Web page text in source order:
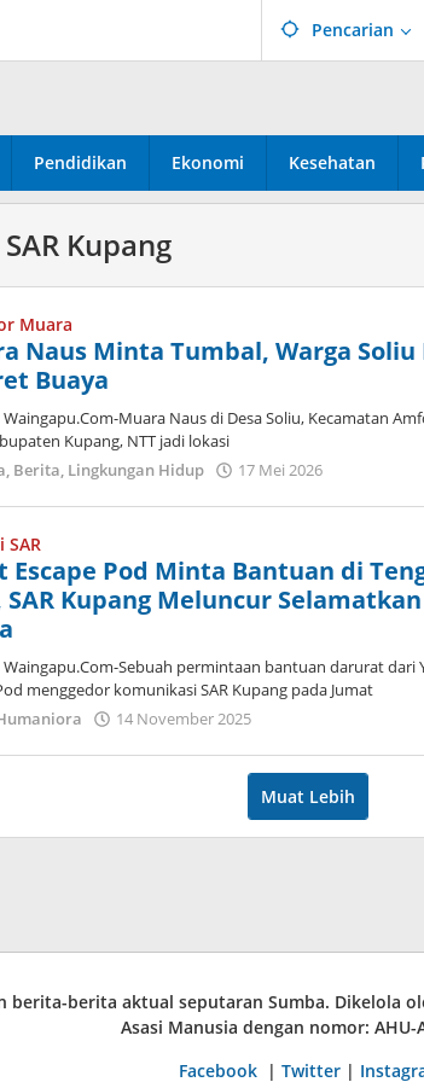
Pencarian
Pendidikan Ekonomi Kesehatan
SAR Kupang
Muara
Naus Minta Tumbal, Warga Soliu
Buaya
Waingapu.Com-Muara Naus di Desa Soliu, Kecamatan
Kupang, NTT jadi lokasi
, Berita, Lingkungan Hidup 17 Mei 2026
Umbu
Lodu
SAR
Escape Pod Minta Bantuan di
SAR Kupang Meluncur
Waingapu.Com-Sebuah permintaan bantuan darurat dari
menggedor komunikasi SAR Kupang pada Jumat
14 November 2025
Umbu
Lodu
Muat Lebih
berita-berita aktual seputaran Sumba. Dikelola
Asasi Manusia dengan nomor: AHU-
Facebook | Twitter |